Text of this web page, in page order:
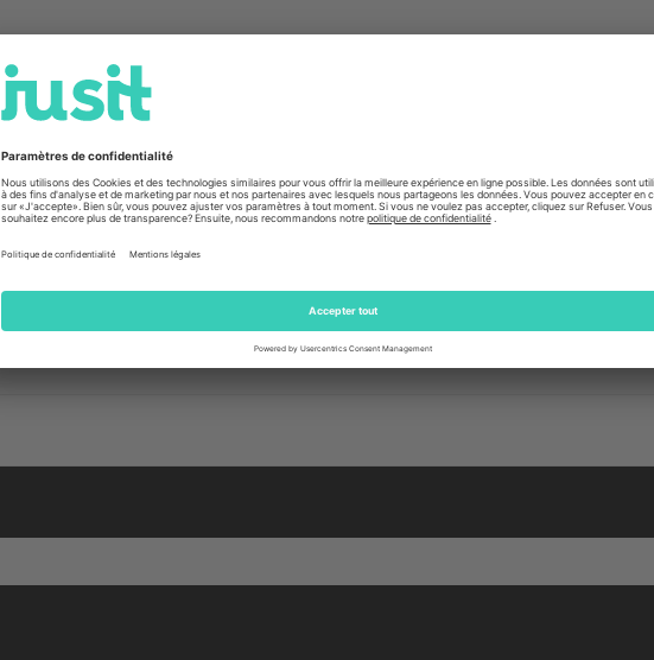
Bandeau pour téléphone portable
universel
Rose
Code EAN
Numéro fabricant